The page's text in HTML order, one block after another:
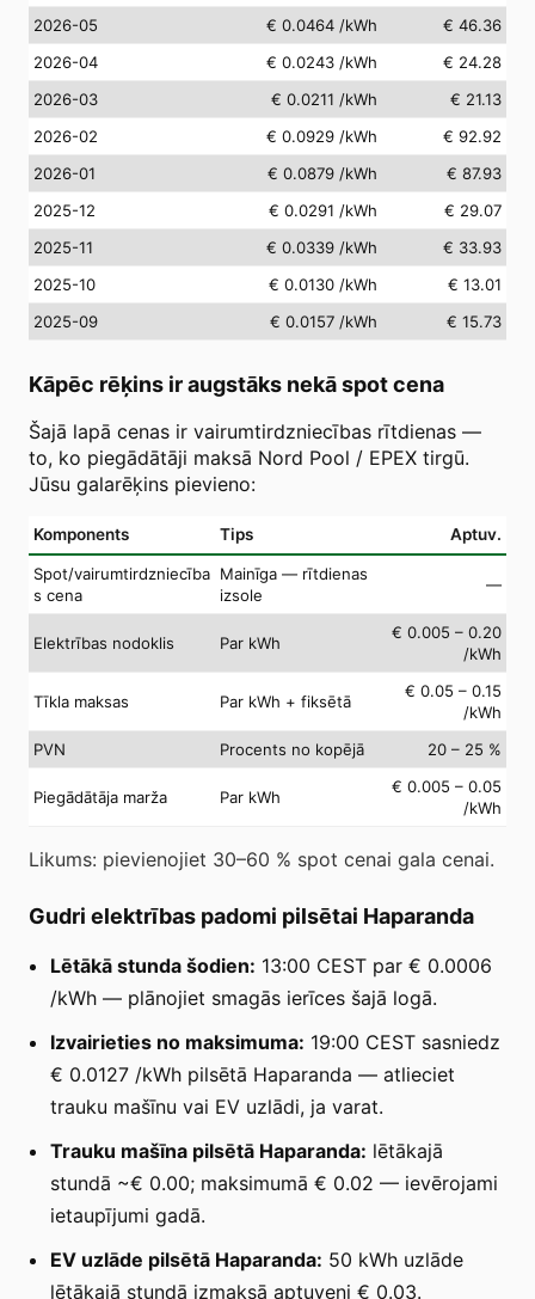
2026-05
€ 0.0464 /kWh
€ 46.36
2026-04
€ 0.0243 /kWh
€ 24.28
2026-03
€ 0.0211 /kWh
€ 21.13
2026-02
€ 0.0929 /kWh
€ 92.92
2026-01
€ 0.0879 /kWh
€ 87.93
2025-12
€ 0.0291 /kWh
€ 29.07
2025-11
€ 0.0339 /kWh
€ 33.93
2025-10
€ 0.0130 /kWh
€ 13.01
2025-09
€ 0.0157 /kWh € 15.73
Kāpēc rēķins ir augstāks nekā spot cena
Šajā lapā cenas ir vairumtirdzniecības rītdienas —
to, ko piegādātāji maksā Nord Pool / EPEX tirgū.
Jūsu galarēķins pievieno:
Komponents Tips Aptuv.
Spot/vairumtirdzniecība
s cena
Mainīga — rītdienas
izsole
—
Elektrības nodoklis Par kWh
€ 0.005 – 0.20
/kWh
Tīkla maksas Par kWh + fiksētā
€ 0.05 – 0.15
/kWh
PVN
Procents no kopējā 20 – 25 %
Piegādātāja marža Par kWh
€ 0.005 – 0.05
/kWh
Likums: pievienojiet 30–60 % spot cenai gala cenai.
Gudri elektrības padomi pilsētai Haparanda
Lētākā stunda šodien: 13:00 CEST par € 0.0006
/kWh — plānojiet smagās ierīces šajā logā.
Izvairieties no maksimuma: 19:00 CEST sasniedz
€ 0.0127 /kWh pilsētā Haparanda — atlieciet
trauku mašīnu vai EV uzlādi, ja varat.
Trauku mašīna pilsētā Haparanda: lētākajā
stundā ~€ 0.00; maksimumā € 0.02 — ievērojami
ietaupījumi gadā.
EV uzlāde pilsētā Haparanda: 50 kWh uzlāde
lētākajā stundā izmaksā aptuveni € 0.03.